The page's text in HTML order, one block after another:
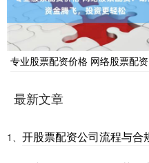
专业股票配资价格 网络股票配
最新文章
1、 开股票配资公司流程与合